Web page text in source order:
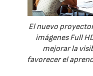
El nuevo
imágenes Full
mejorar la
favorecer el